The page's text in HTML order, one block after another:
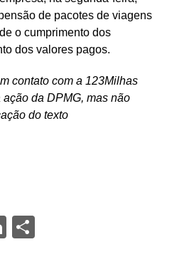
de pacotes de viagens
o cumprimento dos
dos valores pagos.
contato com a 123Milhas
da DPMG, mas não
do texto
LinkedIn
Share